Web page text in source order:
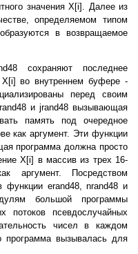
значения X[i]. Далее из
определяемом типом
в возвращаемое
сохраняют последнее
X[i] во внутреннем буфере -
перед своим
и jrand48 вызывающая
память под очередное
как аргумент. Эти функции
программа должна просто
X[i] в массив из трех 16-
аргумент. Посредством
функции erand48, nrand48 и
большой программы
потоков псевдослучайных
чисел в каждом
программа вызывалась для